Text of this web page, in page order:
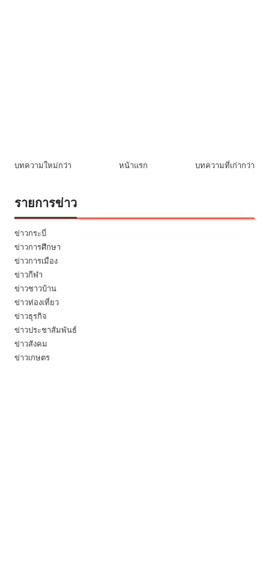
บทความใหม่กว่า บทความที่เก่ากว่า
หน้าแรก
รายการข่าว
ข่าวกระบี่
ข่าวการศึกษา
ข่าวการเมือง
ข่าวกีฬา
ข่าวชาวบ้าน
ข่าวท่องเที่ยว
ข่าวธุรกิจ
ข่าวประชาสัมพันธ์
ข่าวสังคม
ข่าวเกษตร